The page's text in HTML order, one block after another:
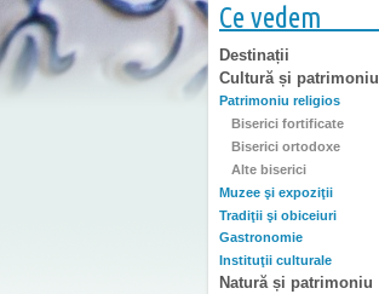
Ce vedem
Destinații
Cultură și patrimoniu
Patrimoniu religios
Biserici fortificate
Biserici ortodoxe
Alte biserici
Muzee şi expoziţii
Tradiţii şi obiceiuri
Gastronomie
Instituţii culturale
Natură și patrimoniu